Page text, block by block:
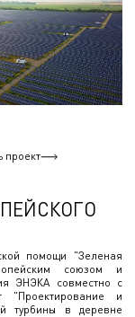
проект
помощи "Зеленая
союзом и
ЭНЭКА совместно с
"Проектирование и
турбины в деревне